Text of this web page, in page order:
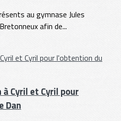
au gymnase Jules
afin de...
Cyril et Cyril pour
Dan